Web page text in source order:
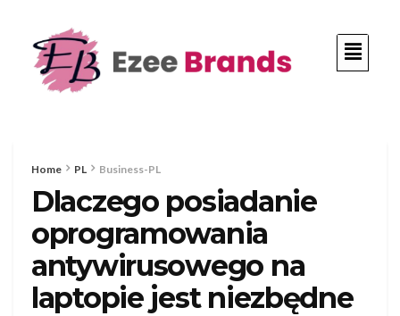
Home PL Business-PL
Dlaczego posiadanie
oprogramowania
antywirusowego na
laptopie jest niezbędne